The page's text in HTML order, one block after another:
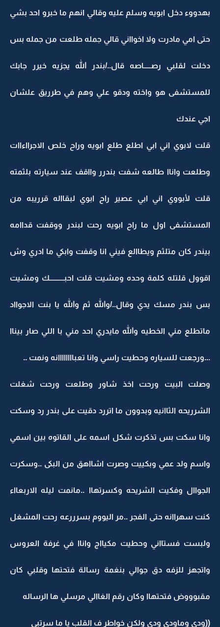
بهدووء دخل ابويه وسلم عليه وقالي انهم ما خبرو احد بشي
حتى امي مادرت ولا اخوااني قالي جمله طلعت من جمله بس
دخلت لقلبي رصـــــاصه قال../بندر الله يجزيه خيرر جابك
للمستشفى هو واخته ودقو علي وهم في طرريق علشان
اجي عندك
قلت لابوي اني ابي اطلع طلع ابويه وراح خلص الاجرااءاات
وطلعت واناا طالعه شفت بندرر وااقف عند سيارته بلثمته
قلت لأبووي اني ابي عصير راح ابوي لبقااله قرريبه من
المستشفى اول ما راح ابويه رحت لبندر ووقفت قداامه
بيندر كان متلثم ويطاالع فيني انا وقفت وابكي ما ادري وش
اقوول قلتله كلمة وحده ومشيت قلت احبــــــــــك ومشيت
بس بندر مسك يدي وقال../والله ثم والله يا بنت الاجوااد
ماتطلع مني الخطيه والله مايدري احد مني با اللي صار بيناا
...ورجعت للسياره وحطيت راسي وانا تعباااااااانه ونمت ..
وصلت البيت ورحت اخذ شاور وطلعت ورحت شغلت
الشرريحه الثاانيه وبدوون ما اتررد دقيت على بندر رد وسكت
وانا سكت بس تذكرت شكل اسمه على القاتوه بين اسمي
واسم ولد عمي وبكييت وصرت اشااهق من البكى ..وسكرت
الجواال وفكيت الشريحه وكسرتهاا ..مانمت ليله الاربعااء
كنت سهراانه حتى الفجر ..مر اليووم بسرررعه رحت المشغل
ولبست فستااني وحطيت مكيااج واناا في غرفة العروس
واتجهز للزفه دق جوالي بنغمة رسالة فتحتها وقلبي كان
مقبوووض فتحتهاا وكان رقم الغاالي مرسلي ها الرساله
((ودي وماودي ودي ولكن خواطر ف القلب يا ما سرتبي